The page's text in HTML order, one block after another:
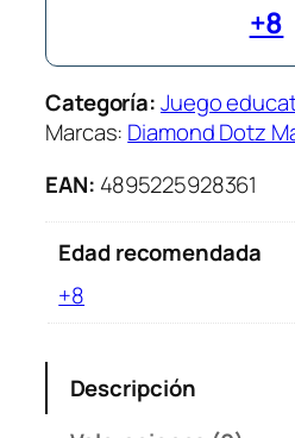
D
t
z
–
D
r
m
n
+8
Categoría:Juego
Marcas: Diamond Dotz
EAN: 4895225928361
Edad recomendada
+8
Descripción